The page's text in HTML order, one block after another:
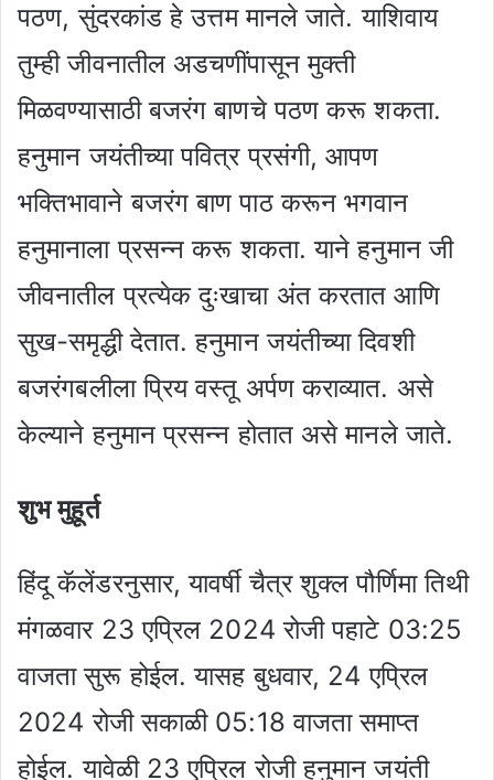
पठण, सुंदरकांड हे उत्तम मानले जाते. याशिवाय
तुम्ही जीवनातील अडचणींपासून मुक्ती
मिळवण्यासाठी बजरंग बाणचे पठण करू शकता.
हनुमान जयंतीच्या पवित्र प्रसंगी, आपण
भक्तिभावाने बजरंग बाण पाठ करून भगवान
हनुमानाला प्रसन्न करू शकता. याने हनुमान जी
जीवनातील प्रत्येक दुःखाचा अंत करतात आणि
सुख-समृद्धी देतात. हनुमान जयंतीच्या दिवशी
बजरंगबलीला प्रिय वस्तू अर्पण कराव्यात. असे
केल्याने हनुमान प्रसन्न होतात असे मानले जाते.
शुभ मुहूर्त
हिंदू कॅलेंडरनुसार, यावर्षी चैत्र शुक्ल पौर्णिमा तिथी
मंगळवार 23 एप्रिल 2024 रोजी पहाटे 03:25
वाजता सुरू होईल. यासह बुधवार, 24 एप्रिल
2024 रोजी सकाळी 05:18 वाजता समाप्त
होईल. यावेळी 23 एप्रिल रोजी हनुमान जयंती